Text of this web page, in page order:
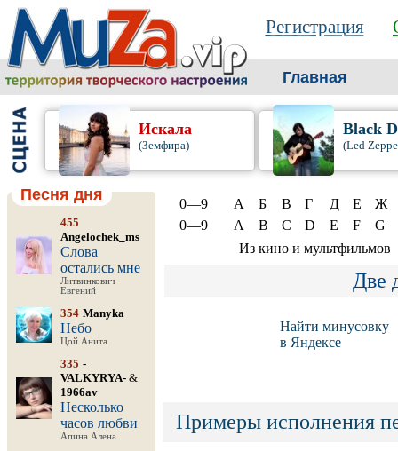
Регистрация
Главная
Искала
(Земфира)
Black
(Led
Песня дня
455
Angelochek_ms
Слова
остались мне
Литвинкович
Евгений
354 Manyka
Небо
Цой Анита
335 -
VALKYRYA- &
1966av
Несколько
часов любви
Апина Алена
0—9 А Б В Г Д Е
Ж
0—9
A B C D E F
G
Из кино и мультфильмов
Две
Найти минусовку
в Яндексе
Примеры исполнения